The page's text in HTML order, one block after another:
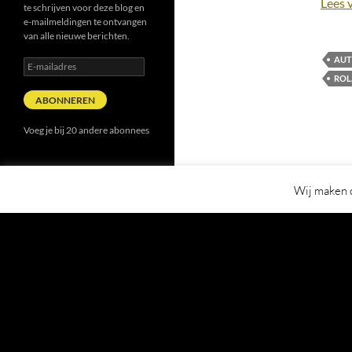
te schrijven voor deze blog en
e-mailmeldingen te ontvangen
van alle nieuwe berichten.
E-
mailadres
ABONNEREN
Voeg je bij 20 andere abonnees
Wij maken